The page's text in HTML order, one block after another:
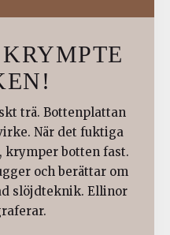
trä. Bottenplattan
När det fuktiga
botten fast.
och berättar om
slöjdteknik. Ellinor